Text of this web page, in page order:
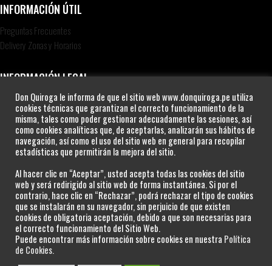
INFORMACIÓN ÚTIL
Preguntas Frecuentes
Delivery Zonas y Horarios
INFORMACIÓN LEGAL
Política de Privacidad
Política de Cookies
Términos y condiciones
LIBRO DE RECLAMACIONES
Don Quiroga le informa de que el sitio web www.donquiroga.pe utiliza
cookies técnicas que garantizan el correcto funcionamiento de la
misma, tales como poder gestionar adecuadamente las sesiones, así
como cookies analíticas que, de aceptarlas, analizarán sus hábitos de
navegación, así como el uso del sitio web en general para recopilar
estadísticas que permitirán la mejora del sitio.
Al hacer clic en “Aceptar”, usted acepta todas las cookies del sitio
web y será redirigido al sitio web de forma instantánea. Si por el
contrario, hace clic en “Rechazar”, podrá rechazar el tipo de cookies
que se instalarán en su navegador, sin perjuicio de que existen
cookies de obligatoria aceptación, debido a que son necesarias para
el correcto funcionamiento del Sitio Web.
Puede encontrar más información sobre cookies en nuestra Política
de Cookies.